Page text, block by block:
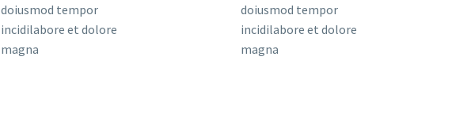
doiusmod tempor
incidilabore et dolore
magna
doiusmod tempor
incidilabore et dolore
magna